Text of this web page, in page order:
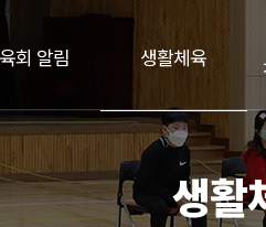
회 알림 생활체육
생활